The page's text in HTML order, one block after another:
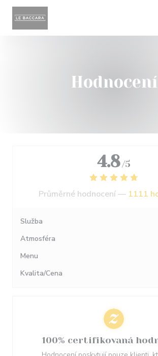
Panel pro správu cookies
Hodnocení
4.8 /5
Průměrné hodnocení — 1111
Služba
Atmosféra
Menu
Kvalita/Cena
100% certifikovaná